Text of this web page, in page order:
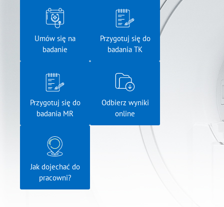
Umów się na
badanie
Przygotuj się do
badania TK
Przygotuj się do
badania MR
Odbierz wyniki
online
Jak dojechać do
pracowni?